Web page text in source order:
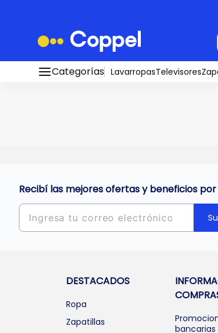
Promociones Bancarias
Conocé todos nuestros medios de pago
Categorías LavarropasTelevisores
Recibí las mejores ofertas y beneficios
DESTACADOS
Ropa
Zapatillas
bancarias